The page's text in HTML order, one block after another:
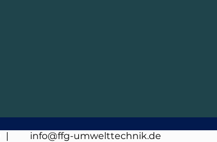
| info@ffg-umwelttechnik.de